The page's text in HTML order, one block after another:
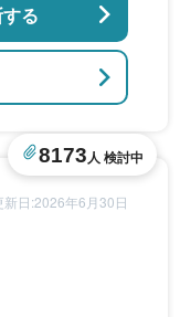
る
新日:2026年6月30日
8173人 検討中